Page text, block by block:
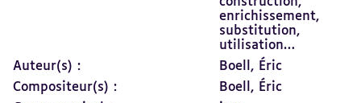
enrichissement,
substitution,
utilisation…
Auteur(s) :
Boell, Éric
Compositeur(s) :
Boell, Éric